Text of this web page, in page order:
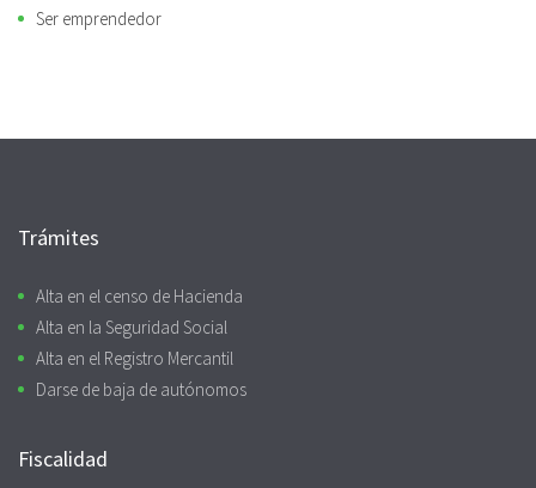
Ser emprendedor
Trámites
Alta en el censo de Hacienda
Alta en la Seguridad Social
Alta en el Registro Mercantil
Darse de baja de autónomos
Fiscalidad